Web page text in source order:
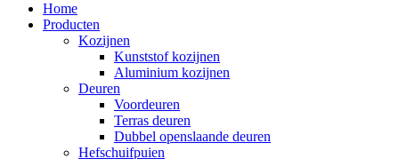
Home
Producten
Kozijnen
Kunststof kozijnen
Aluminium kozijnen
Deuren
Voordeuren
Terras deuren
Dubbel openslaande deuren
Hefschuifpuien